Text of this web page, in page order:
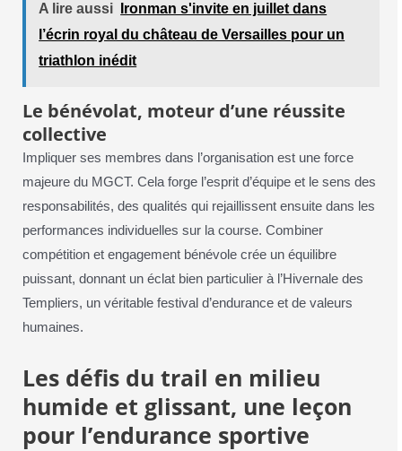
A lire aussi
Ironman s'invite en juillet dans
l’écrin royal du château de Versailles pour un
triathlon inédit
Le bénévolat, moteur d’une réussite
collective
Impliquer ses membres dans l’organisation est une force
majeure du MGCT. Cela forge l’esprit d’équipe et le sens des
responsabilités, des qualités qui rejaillissent ensuite dans les
performances individuelles sur la course. Combiner
compétition et engagement bénévole crée un équilibre
puissant, donnant un éclat bien particulier à l’Hivernale des
Templiers, un véritable festival d’endurance et de valeurs
humaines.
Les défis du trail en milieu
humide et glissant, une leçon
pour l’endurance sportive